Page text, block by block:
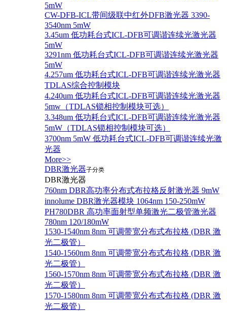
5mW
CW-DFB-ICL带间级联中红外DFB激光器 3390-
3540nm 5mW
3.45um 低功耗台式ICL-DFB可调谐连续光激光器
5mW
3291nm 低功耗台式ICL-DFB可调谐连续光激光器
5mW
4.257um 低功耗台式ICL-DFB可调谐连续光激光器
TDLAS综合控制模块
4.240um 低功耗台式ICL-DFB可调谐连续光激光器
5mw（TDLAS锁相控制模块可选）
3.348um 低功耗台式ICL-DFB可调谐连续光激光器
5mW（TDLAS锁相控制模块可选）
3700nm 5mW 低功耗台式ICL-DFB可调谐连续光激
光器
More>>
DBR激光器子分类
DBR激光器
760nm DBR高功率分布式布拉格反射激光器 9mW
innolume DBR激光器模块 1064nm 150-250mW
PH780DBR 高功率面射型单频激光二极管激光器
780nm 120/180mW
1530-1540nm 8nm 可调带宽分布式布拉格 (DBR 激
光二极管）
1540-1560nm 8nm 可调带宽分布式布拉格 (DBR 激
光二极管）
1560-1570nm 8nm 可调带宽分布式布拉格 (DBR 激
光二极管）
1570-1580nm 8nm 可调带宽分布式布拉格 (DBR 激
光二极管）